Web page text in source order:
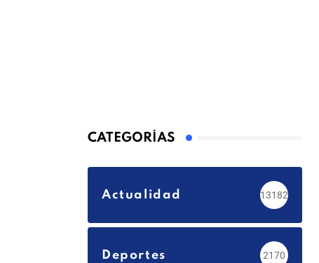
CATEGORÍAS
Actualidad 13182
Deportes 2170